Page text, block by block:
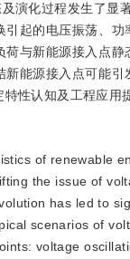
演化过程发生了
起的电压振荡、
与新能源接入点
新能源接入点可能
性认知及工程应用
of renewable
the issue of
has led to
scenarios of
voltage